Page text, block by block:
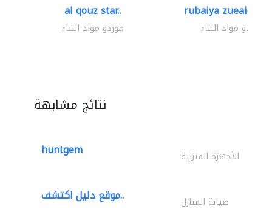
al qouz star..
موردو مواد البناء
rubaiya zueaid
موردو مواد البناء
نتائج مشابهة
huntgem الأجهزة المنزلية
موقع دليل اكتشف.. صيانة المنازل